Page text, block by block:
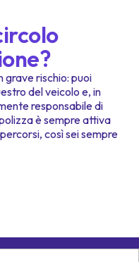
grave rischio: puoi
del veicolo e, in
responsabile di
è sempre attiva
così sei sempre